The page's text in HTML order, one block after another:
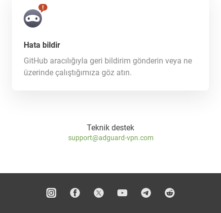
Hata bildir
GitHub aracılığıyla geri bildirim gönderin veya ne
üzerinde çalıştığımıza göz atın.
Teknik destek
support@adguard-vpn.com